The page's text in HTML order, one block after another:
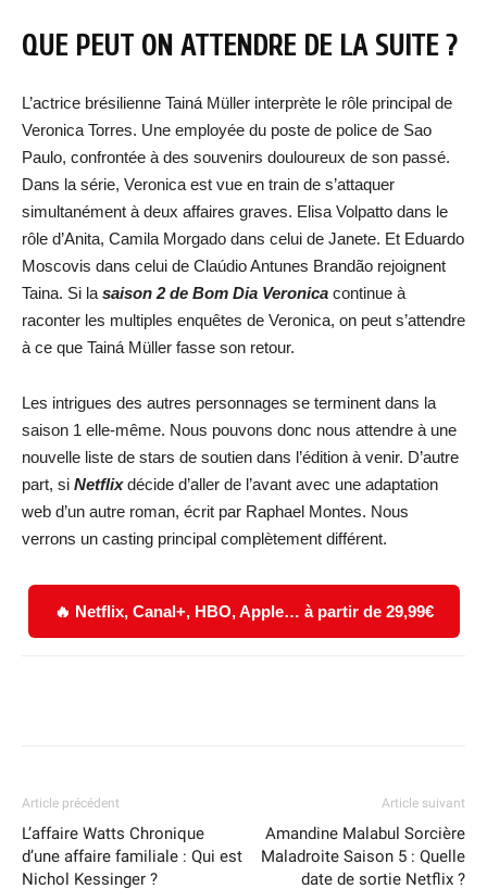
QUE PEUT ON ATTENDRE DE LA SUITE ?
L’actrice brésilienne Tainá Müller interprète le rôle principal de
Veronica Torres. Une employée du poste de police de Sao
Paulo, confrontée à des souvenirs douloureux de son passé.
Dans la série, Veronica est vue en train de s’attaquer
simultanément à deux affaires graves. Elisa Volpatto dans le
rôle d’Anita, Camila Morgado dans celui de Janete. Et Eduardo
Moscovis dans celui de Claúdio Antunes Brandão rejoignent
Taina. Si la saison 2 de Bom Dia Veronica continue à
raconter les multiples enquêtes de Veronica, on peut s’attendre
à ce que Tainá Müller fasse son retour.
Les intrigues des autres personnages se terminent dans la
saison 1 elle-même. Nous pouvons donc nous attendre à une
nouvelle liste de stars de soutien dans l’édition à venir. D’autre
part, si Netflixdécide d’aller de l’avant avec une adaptation
web d’un autre roman, écrit par Raphael Montes. Nous
verrons un casting principal complètement différent.
🔥 Netflix, Canal+, HBO, Apple… à partir de 29,99€
Article précédent
L’affaire Watts Chronique
d’une affaire familiale : Qui est
Nichol Kessinger ?
Article suivant
Amandine Malabul Sorcière
Maladroite Saison 5 : Quelle
date de sortie Netflix ?